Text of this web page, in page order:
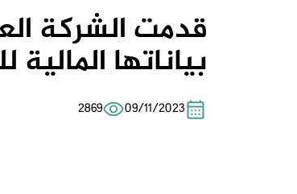
قدمت الشركة
بياناتها المالية
09/11/2023
2869